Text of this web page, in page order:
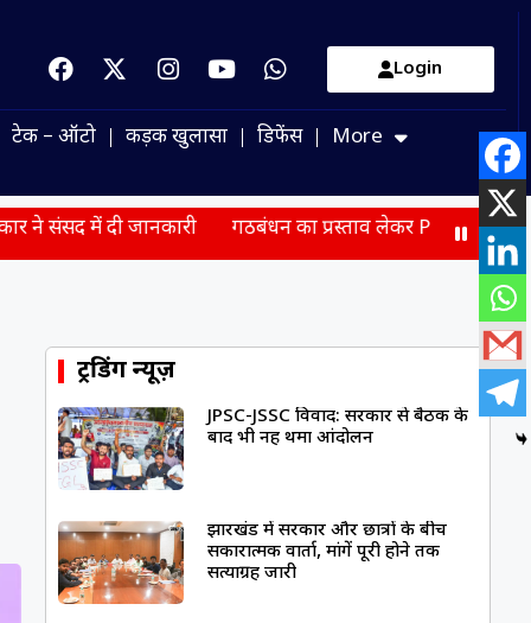
Login
टेक – ऑटो कड़क खुलासा डिफेंस More
गठबंधन का प्रस्ताव लेकर PM मोदी से मिले सुखबीर
ट्रेंडिंग न्यूज़
JPSC-JSSC विवाद: सरकार से बैठक के
बाद भी नहीं थमा आंदोलन
झारखंड में सरकार और छात्रों के बीच
सकारात्मक वार्ता, मांगें पूरी होने तक
सत्याग्रह जारी